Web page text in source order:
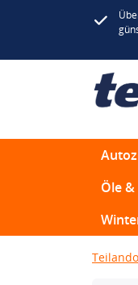
Öle
Teilando